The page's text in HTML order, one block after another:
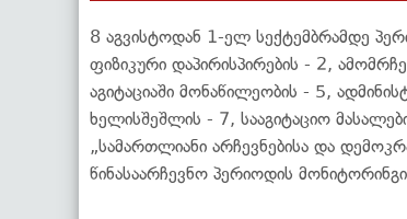
8 აგვისტოდან 1-ელ სექტემბრამდე
ფიზიკური დაპირისპირების - 2,
აგიტაციაში მონაწილეობის - 5,
ხელისშეშლის - 7, სააგიტაციო
„სამართლიანი არჩევნებისა და
წინასაარჩევნო პერიოდის